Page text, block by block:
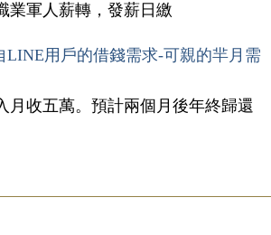
業軍人薪轉，發薪日繳
LINE用戶的借錢需求-可親的羋月需
月收五萬。預計兩個月後年終歸還